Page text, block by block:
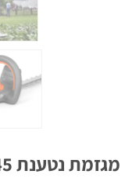
מגזמת נטענת 215IHD45